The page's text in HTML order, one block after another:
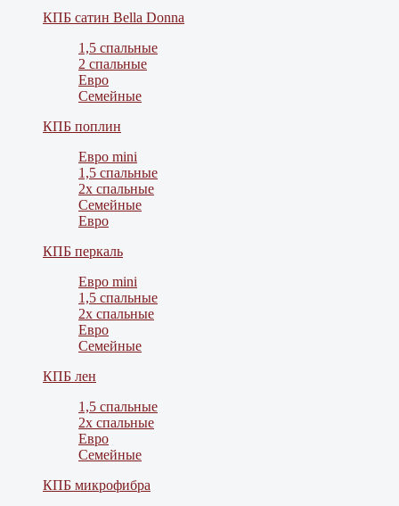
КПБ сатин Bella Donna
1,5 спальные
2 спальные
Евро
Семейные
КПБ поплин
Евро mini
1,5 спальные
2х спальные
Семейные
Евро
КПБ перкаль
Евро mini
1,5 спальные
2х спальные
Евро
Семейные
КПБ лен
1,5 спальные
2х спальные
Евро
Семейные
КПБ микрофибра